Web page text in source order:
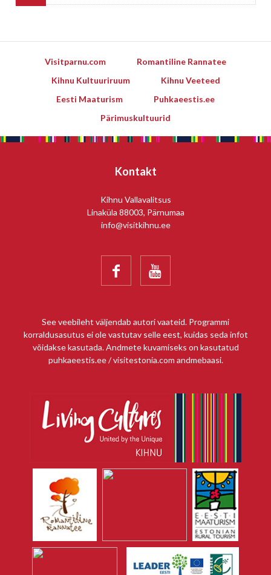
Visitparnu.com
Romantiline Rannatee
Kihnu Kultuuriruum
Kihnu Veeteed
Eesti Maaturism
Puhkaeestis.ee
Pärimuskultuurid
Kontakt
Kihnu Vallavalitsus
Linaküla 88003, Pärnumaa
info@visitkihnu.ee
 
See veebileht väljendab autori vaateid. Programmi
korraldusasutus ei ole vastutav selle eest, kuidas seda infot
võidakse kasutada. Andmete kuvamiseks on kasutatud
puhkaeestis.ee / visitestonia.com andmebaasi.